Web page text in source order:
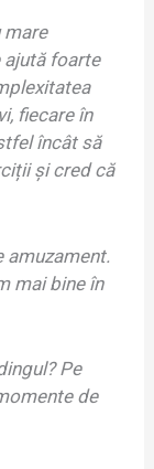
mare
ajută foarte
fiecare în
încât să
și cred că
amuzament.
mai bine în
Pe
de